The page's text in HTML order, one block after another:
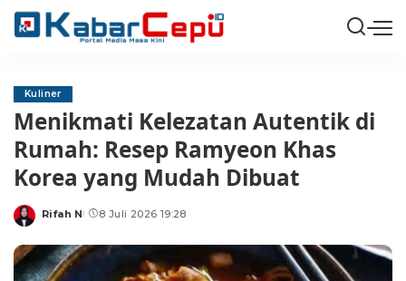
Kuliner
Menikmati Kelezatan Autentik di
Rumah: Resep Ramyeon Khas
Korea yang Mudah Dibuat
Posted
Rifah N 8 Juli 2026 19:28